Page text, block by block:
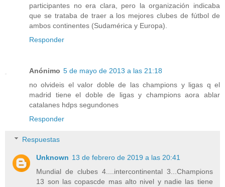
participantes no era clara, pero la organización indicaba
que se trataba de traer a los mejores clubes de fútbol de
ambos continentes (Sudamérica y Europa).
Responder
Anónimo 5 de mayo de 2013 a las 21:18
no olvideis el valor doble de las champions y ligas q el
madrid tiene el doble de ligas y champions aora ablar
catalanes hdps segundones
Responder
Respuestas
Unknown 13 de febrero de 2019 a las 20:41
Mundial de clubes 4....intercontinental 3...Champions
13 son las copascde mas alto nivel y nadie las tiene